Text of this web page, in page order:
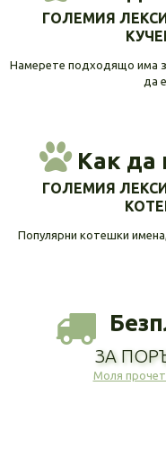
ГОЛЕМИЯ
Намерете подходящо има
да
Как да
ГОЛЕМИЯ
Популярни котешки
ЗА
Моля